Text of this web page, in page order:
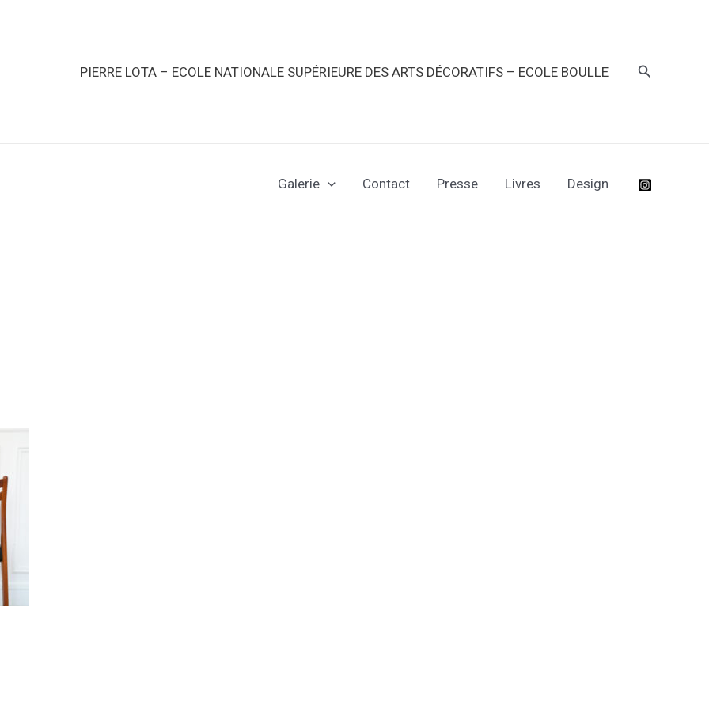
PIERRE LOTA – ECOLE NATIONALE SUPÉRIEURE DES ARTS DÉCORATIFS – ECOLE BOULLE
Galerie Contact Presse Livres Design